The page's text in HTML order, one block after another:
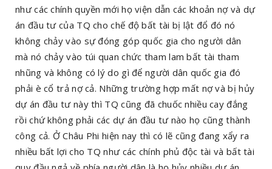
như các chính quyền mới họ viện dẫn các khoản nợ và dự
án đầu tư của TQ cho chế độ bất tài bị lật đổ đó nó
không chảy vào sự đóng góp quốc gia cho người dân
mà nó chảy vào túi quan chức tham lam bất tài tham
nhũng và không có lý do gì để người dân quốc gia đó
phải è cổ trả nợ cả. Những trường hợp mất nợ và bị hủy
dự án đầu tư này thì TQ cũng đã chuốc nhiều cay đắng
rồi chứ không phải các dự án đầu tư nào họ cũng thành
công cả. Ở Châu Phi hiện nay thì có lẽ cũng đang xẩy ra
nhiều bất lợi cho TQ như các chính phủ độc tài và bất tài